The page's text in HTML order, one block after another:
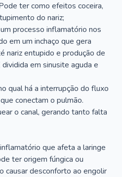
ter como efeitos coceira,
do nariz;
processo inflamatório nos
em um inchaço que gera
nariz entupido e produção de
em sinusite aguda e
qual há a interrupção do fluxo
conectam o pulmão.
o canal, gerando tanto falta
que afeta a laringe
ter origem fúngica ou
causar desconforto ao engolir